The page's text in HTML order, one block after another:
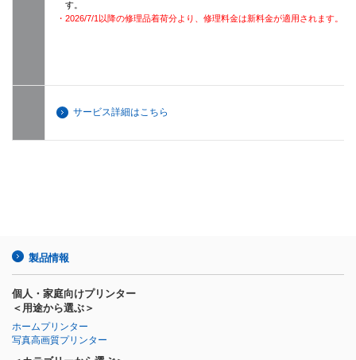
す。
・2026/7/1以降の修理品着荷分より、修理料金は新料金が適用されます。
サービス詳細はこちら
製品情報
個人・家庭向けプリンター
＜用途から選ぶ＞
ホームプリンター
写真高画質プリンター